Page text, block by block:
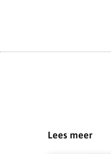
Lees meer